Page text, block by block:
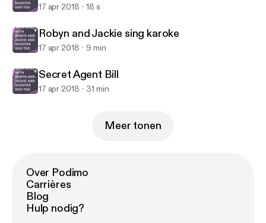
17 apr 2018 18 s
Robyn and Jackie sing karoke
17 apr 2018 9 min
Secret Agent Bill
17 apr 2018 31 min
Meer tonen
Over Podimo
Carrières
Blog
Hulp nodig?